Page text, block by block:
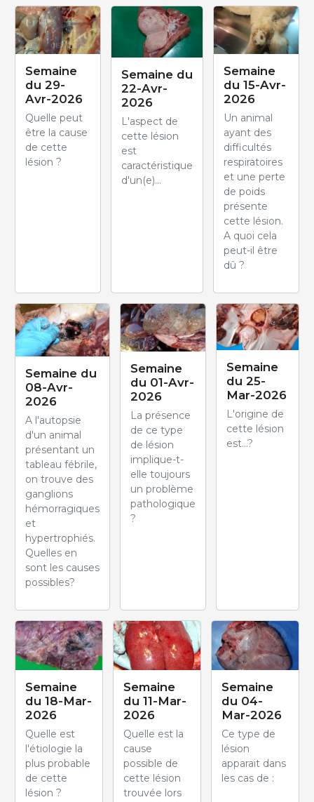
Semaine
du 29-
Avr-2026
Quelle peut
être la cause
de cette
lésion ?
Semaine du
22-Avr-
2026
L'aspect de
cette lésion
est
caractéristique
d'un(e)...
Semaine
du 15-Avr-
2026
Un animal
ayant des
difficultés
respiratoires
et une perte
de poids
présente
cette lésion.
A quoi cela
peut-il être
dû ?
Semaine du
08-Avr-
2026
A l'autopsie
d'un animal
présentant un
tableau fébrile,
on trouve des
ganglions
hémorragiques
et
hypertrophiés.
Quelles en
sont les causes
possibles?
Semaine
du 01-Avr-
2026
La présence
de ce type
de lésion
implique-t-
elle toujours
un problème
pathologique
?
Semaine
du 25-
Mar-2026
L'origine de
cette lésion
est...?
Semaine
du 18-Mar-
2026
Quelle est
l'étiologie la
plus probable
de cette
lésion ?
Semaine
du 11-Mar-
2026
Quelle est la
cause
possible de
cette lésion
trouvée lors
Semaine
du 04-
Mar-2026
Ce type de
lésion
apparait dans
les cas de :